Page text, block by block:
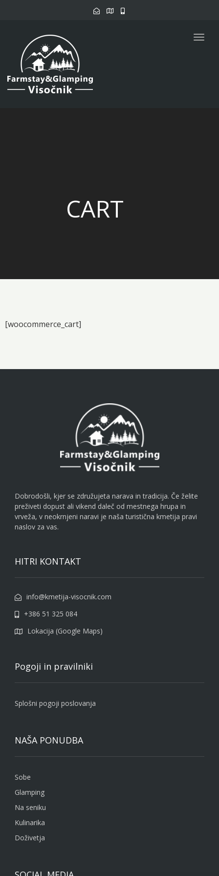
CART
[woocommerce_cart]
Dobrodošli, kjer se združujeta narava in tradicija. Če želite
preživeti dopust ali vikend daleč od mestnega hrupa in
vrveža, v neokrnjeni naravi je naša turistična kmetija pravi
naslov za vas.
HITRI KONTAKT
info@kmetija-visocnik.com
+386 51 325 084
Lokacija (Google Maps)
Pogoji in pravilniki
Splošni pogoji poslovanja
NAŠA PONUDBA
Sobe
Glamping
Na seniku
Kulinarika
Doživetja